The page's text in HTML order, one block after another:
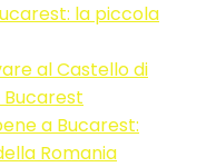
la piccola
al Castello di
a Bucarest:
Romania